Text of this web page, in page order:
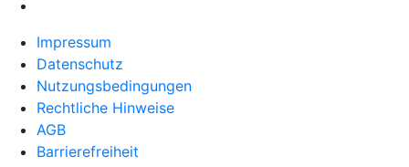
Impressum
Datenschutz
Nutzungsbedingungen
Rechtliche Hinweise
AGB
Barrierefreiheit